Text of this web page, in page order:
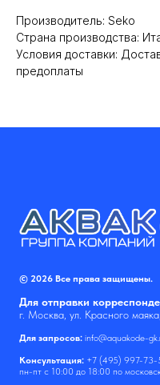
Производитель: Seko
Cтрана производства:
Условия доставки:
предоплаты
© 2026 Все права защищены.
Для отправки
г. Москва, ул. Красного
Для запросов: info@aquakode-
Консультация: +7 (495) 997-73-
пн-пт с 10:00 до 18:00 по